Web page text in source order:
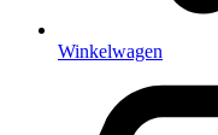
Winkelwagen